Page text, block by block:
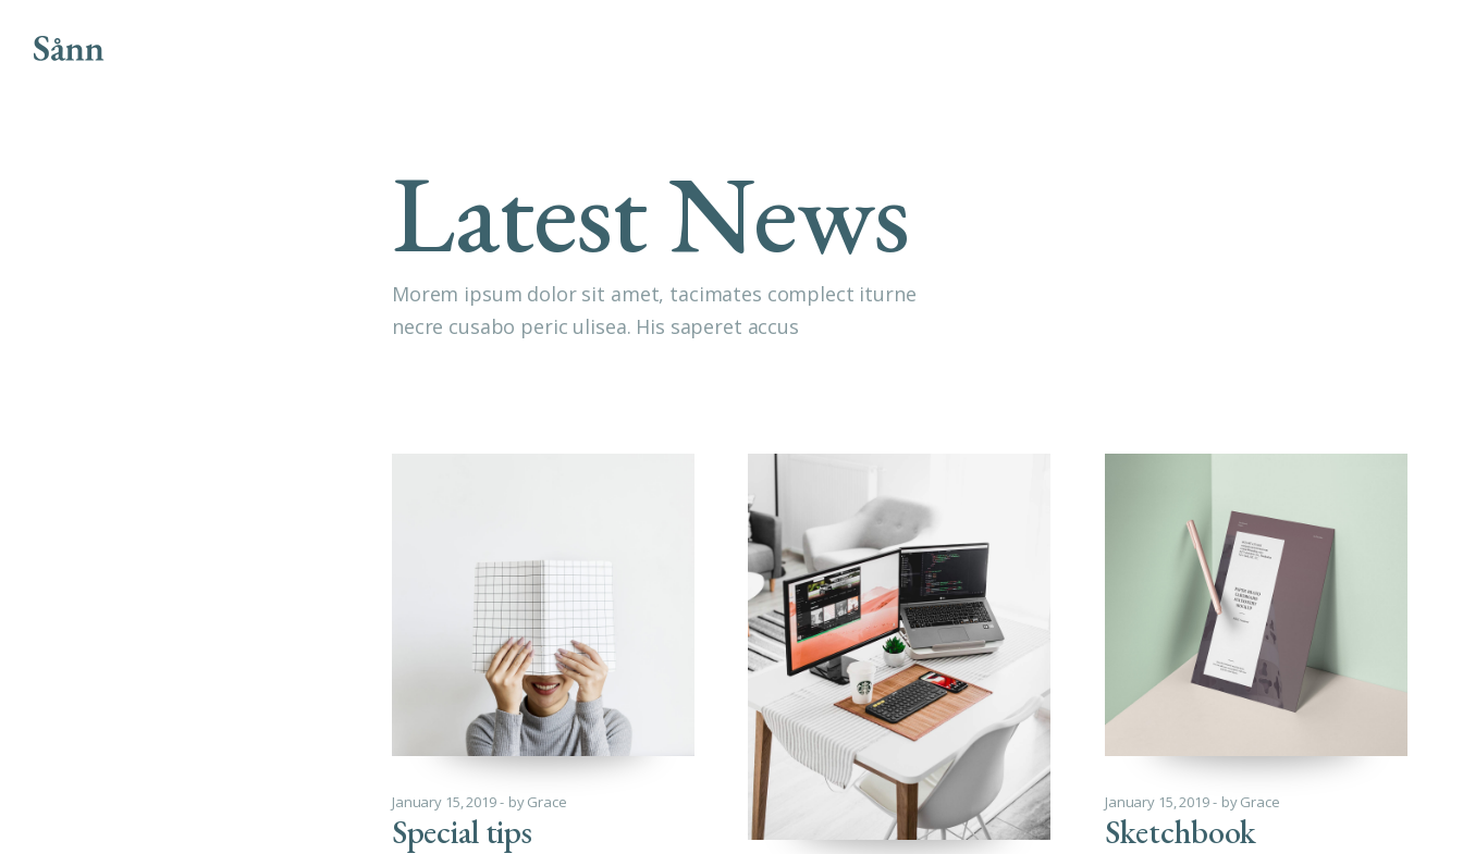
Latest News
Morem ipsum dolor sit amet, tacimates complect iturne
necre cusabo peric ulisea. His saperet accus
January 15, 2019 byGrace
Special tips
January 15, 2019 byGrace
Sketchbook